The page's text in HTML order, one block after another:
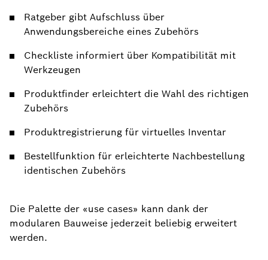
Ratgeber gibt Aufschluss über
Anwendungsbereiche eines Zubehörs
Checkliste informiert über Kompatibilität mit
Werkzeugen
Produktfinder erleichtert die Wahl des richtigen
Zubehörs
Produktregistrierung für virtuelles Inventar
Bestellfunktion für erleichterte Nachbestellung
identischen Zubehörs
Die Palette der «use cases» kann dank der
modularen Bauweise jederzeit beliebig erweitert
werden.